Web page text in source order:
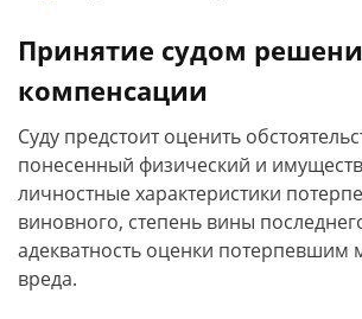
Принятие судом
компенсации
Суду предстоит оценить
понесенный физический и
личностные характеристики
виновного, степень вины
адекватность оценки потерпевшим
вреда.